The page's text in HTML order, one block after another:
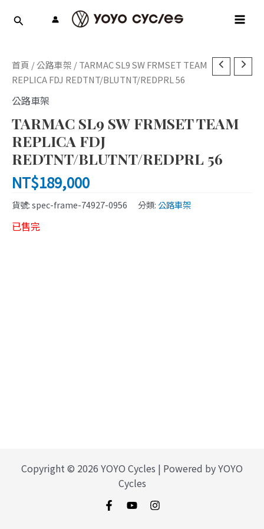
首頁 /公路車架 / TARMAC SL9 SW FRMSET TEAM
REPLICA FDJ REDTNT/BLUTNT/REDPRL 56
公路車架
TARMAC SL9 SW FRMSET TEAM
REPLICA FDJ
REDTNT/BLUTNT/REDPRL 56
NT$189,000
貨號:spec-frame-74927-0956 分類: 公路車架
已售完
Copyright © 2026 YOYO Cycles | Powered by YOYO
Cycles